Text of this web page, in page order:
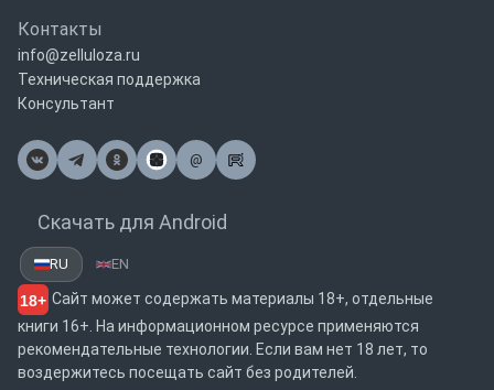
Контакты
info@zelluloza.ru
Техническая поддержка
Консультант
@
Почта
Скачать для Android
RU EN
18+ Сайт может содержать материалы 18+, отдельные
книги 16+. На информационном ресурсе применяются
рекомендательные технологии. Если вам нет 18 лет, то
воздержитесь посещать сайт без родителей.